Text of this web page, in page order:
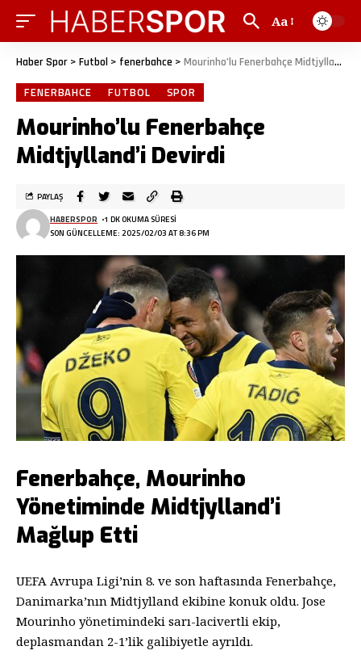
Aa
Haber Spor > Futbol > fenerbahce > Mourinho’lu Fenerbahçe Midtjylland’i Devirdi
FENERBAHCE FUTBOL SPOR
Mourinho’lu Fenerbahçe
Midtjylland’i Devirdi
SON GÜNCELLEME: 2025/02/03 AT 8:36 PM
HABERSPOR 1 DK OKUMA SÜRESI
PAYLAŞ
Fenerbahçe, Mourinho
Yönetiminde Midtjylland’i
Mağlup Etti
UEFA Avrupa Ligi’nin 8. ve son haftasında Fenerbahçe,
Danimarka’nın Midtjylland ekibine konuk oldu. Jose
Mourinho yönetimindeki sarı-lacivertli ekip,
deplasmandan 2-1’lik galibiyetle ayrıldı.